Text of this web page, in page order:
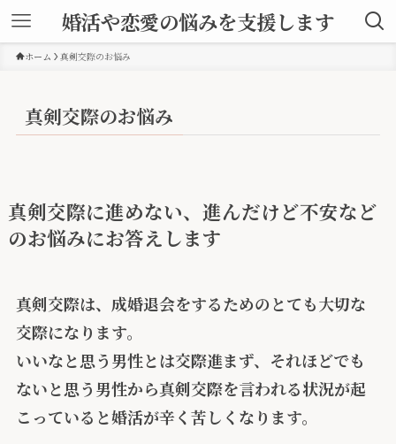
婚活や恋愛の悩みを支援します
ホーム 真剣交際のお悩み
真剣交際のお悩み
真剣交際に進めない、進んだけど不安など
のお悩みにお答えします
真剣交際は、成婚退会をするためのとても大切な
交際になります。
いいなと思う男性とは交際進まず、それほどでも
ないと思う男性から真剣交際を言われる状況が起
こっていると婚活が辛く苦しくなります。